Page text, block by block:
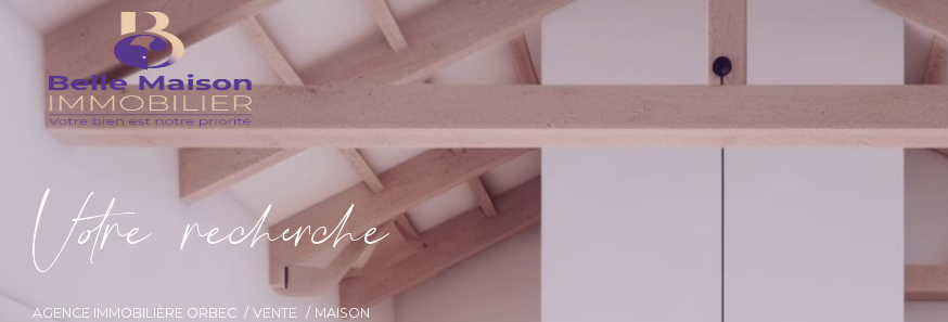
Vore recece
AGENCE IMMOBILIÈRE ORBEC VENTE MAISON